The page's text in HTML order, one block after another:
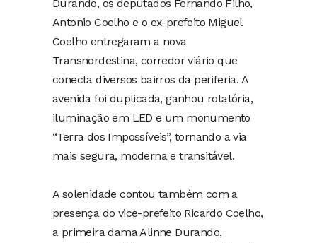
Durando, os deputados Fernando Filho,
Antonio Coelho e o ex-prefeito Miguel
Coelho entregaram a nova
Transnordestina, corredor viário que
conecta diversos bairros da periferia. A
avenida foi duplicada, ganhou rotatória,
iluminação em LED e um monumento
“Terra dos Impossíveis”, tornando a via
mais segura, moderna e transitável.
A solenidade contou também com a
presença do vice-prefeito Ricardo Coelho,
a primeira dama Alinne Durando,